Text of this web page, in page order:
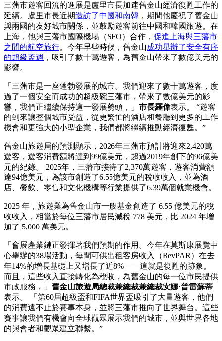
三藩市遊客回流的進展是盧里市長加速舊金山經濟復甦工作的
延續。盧里市長近期造訪了中國和南韓 ，期間他慶祝了舊金山
與兩國的友好城市關係，並鼓勵遊客前往中國和韓國旅遊。在
上海，他與三藩市國際機場（SFO）合作， 促進上海與三藩市
之間的航空旅行。今年早些時候，舊金山成功舉辦了安全有序
的超級盃週 ，吸引了數十萬遊客，為舊金山帶來了數億美元的
影響。
「三藩市是一座蓬勃發展的城市。我們迎來了數十萬遊客，度
過了一個安全而成功的超級碗三藩市，帶來了數億美元的影
響，我們正繼續保持這一發展勢頭，」 市長羅偉表示。 “遊客
的到來讓整個城市受益，從更繁忙的酒店和餐廳到更多的工作
機會和更強大的小型企業，我們都將繼續推動經濟復甦。”
舊金山旅遊局的預測顯示，2026年三藩市預計將迎來2,420萬
遊客，遊客消費額將達到99億美元，超過2019年創下的96億美
元的紀錄。 2025年，三藩市接待了2,370萬遊客，遊客消費額
達94億美元，為該市創造了6.55億美元的稅收收入，並為酒
店、餐飲、零售和文化機構等行業提供了6.39萬個就業機會。
2025 年，旅遊業為舊金山市一般基金創造了 6.55 億美元的稅
收收入，相當於每位三藩市居民減稅 778 美元，比 2024 年增
加了 5,000 萬美元。
「會展產業鏈正發揮著我們預期的作用。今年在莫斯康展覽中
心舉辦的38場活動，每間可供出租客房收入（RevPAR）在去
年14%的增長基礎上又增長了近8%——這就是復甦的跡象。
而且，這些收入直接轉化為稅收，為舊金山的每一位市民提供
市政服務，」 舊金山旅遊局總裁兼總裁兼總裁安娜·普雷蘇蒂
表示。 「第60屆超級盃和FIFA世界盃吸引了大量遊客，他們
的消費遠不止於賽事本身，並將三藩市推向了世界舞台。這些
賽事讓我們有機會向全球觀眾展示我們的城市，並與世界各地
的與會者和觀眾建立聯繫。”